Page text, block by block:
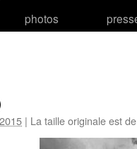
photos
| La taille originale est